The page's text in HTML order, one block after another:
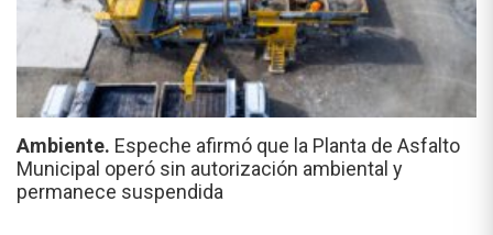
Ambiente. Espeche afirmó que la Planta de Asfalto
Municipal operó sin autorización ambiental y
permanece suspendida